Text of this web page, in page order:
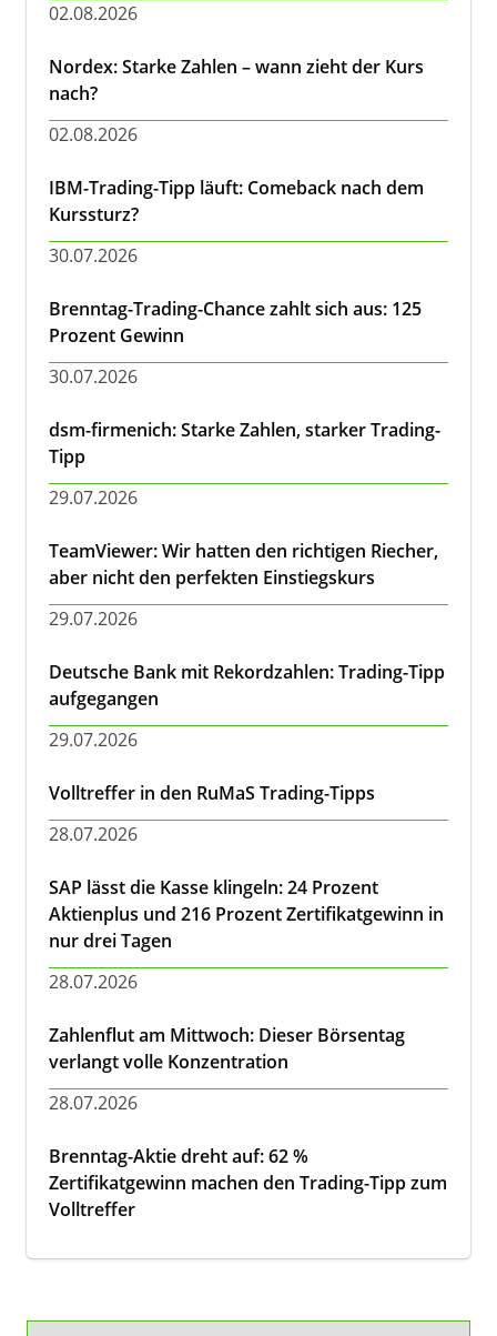
02.08.2026
Nordex: Starke Zahlen – wann zieht der Kurs
nach?
02.08.2026
IBM-Trading-Tipp läuft: Comeback nach dem
Kurssturz?
30.07.2026
Brenntag-Trading-Chance zahlt sich aus: 125
Prozent Gewinn
30.07.2026
dsm-firmenich: Starke Zahlen, starker Trading-
Tipp
29.07.2026
TeamViewer: Wir hatten den richtigen Riecher,
aber nicht den perfekten Einstiegskurs
29.07.2026
Deutsche Bank mit Rekordzahlen: Trading-Tipp
aufgegangen
29.07.2026
Volltreffer in den RuMaS Trading-Tipps
28.07.2026
SAP lässt die Kasse klingeln: 24 Prozent
Aktienplus und 216 Prozent Zertifikatgewinn in
nur drei Tagen
28.07.2026
Zahlenflut am Mittwoch: Dieser Börsentag
verlangt volle Konzentration
28.07.2026
Brenntag-Aktie dreht auf: 62 %
Zertifikatgewinn machen den Trading-Tipp zum
Volltreffer